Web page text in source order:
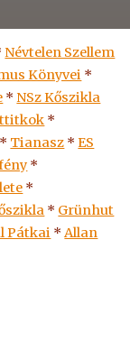
Névtelen Szellem
Könyvei *
* NSz Kőszikla
*
* Tianasz *ES
*
*
* Grünhut
Pátkai *Allan